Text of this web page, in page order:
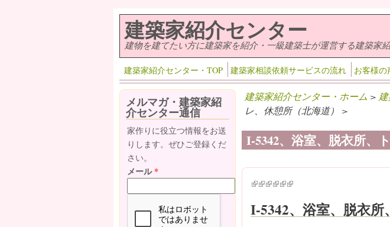
建築家紹介センター
建物を建てたい方に建築家を紹介・一級建築士が運営する建築家
建築家紹介センター・TOP 建築家相談依頼サービスの流れ お客様の
建築家紹介センター・ホーム >
レ、休憩所（北海道） >
I-5342、浴室、脱衣所、
(link is external)
(link is external)
(link is external)
(link is external)
(link is external)
(link is external)
I-5342、浴室、脱衣所
メルマガ・建築家紹
介センター通信
家作りに役立つ情報をお送
りします。ぜひご登録くだ
さい。
メール*